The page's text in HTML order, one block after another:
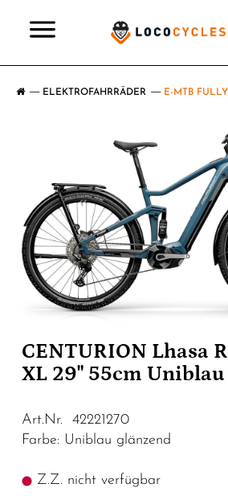
ELEKTROFAHRRÄDER E-MTB FULLY
CENTURION Lhasa
XL 29" 55cm
Art.Nr. 42221270
Farbe: Uniblau glänzend
Z.Z. nicht verfügbar